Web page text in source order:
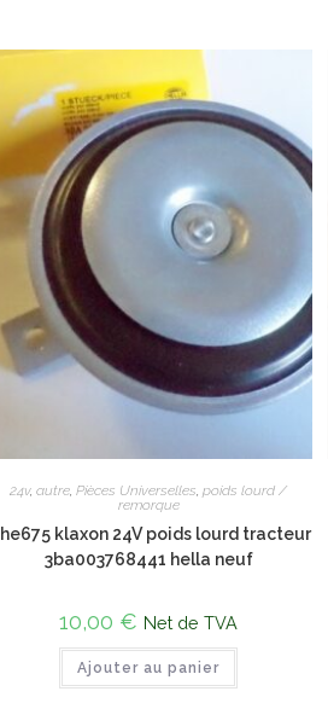
24v,autre,Pièces Universelles,poids lourd /
remorque
klaxon 24V poids lourd tracteur
3ba003768441 hella neuf
10,00 € Net de TVA
Ajouter au panier